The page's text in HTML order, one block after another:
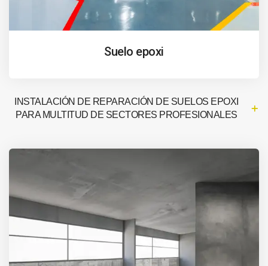
Suelo epoxi
INSTALACIÓN DE REPARACIÓN DE SUELOS EPOXI
PARA MULTITUD DE SECTORES PROFESIONALES